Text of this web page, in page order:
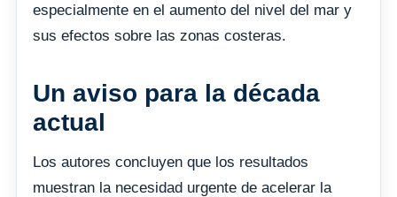
especialmente en el aumento del nivel del mar y
sus efectos sobre las zonas costeras.
Un aviso para la década
actual
Los autores concluyen que los resultados
muestran la necesidad urgente de acelerar la